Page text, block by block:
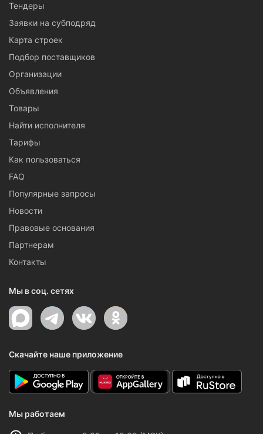
Тендеры
Заявки на субподряд
Карта строек
Подбор поставщиков
Организации
Объявления
Товары
Найти исполнителя
Тарифы
Как пользоваться
FAQ
Популярные запросы
Новости
Правовые основания
Партнерам
Контакты
Мы в соц. сетях
Скачайте наше приложение
Мы работаем